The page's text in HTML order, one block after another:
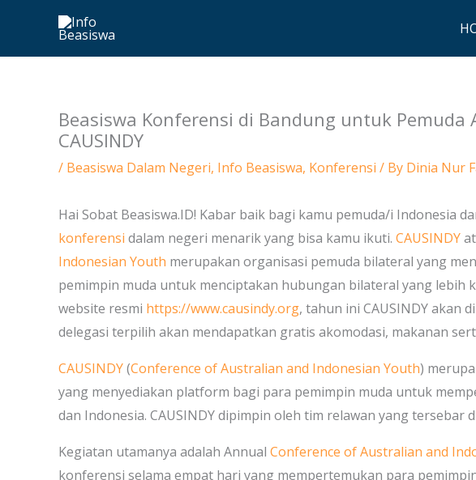
content
Beasiswa Konferensi di Bandung untuk Pemuda
CAUSINDY
/ Beasiswa Dalam Negeri, Info Beasiswa, Konferensi / By Dinia Nur
Hai Sobat Beasiswa.ID! Kabar baik bagi kamu pemuda/i Indonesia
konferensi dalam negeri menarik yang bisa kamu ikuti. CAUSINDY
Indonesian Youth merupakan organisasi pemuda bilateral yang
pemimpin muda untuk menciptakan hubungan bilateral yang lebih
website resmi https://www.causindy.org, tahun ini CAUSINDY akan
delegasi terpilih akan mendapatkan gratis akomodasi, makanan
CAUSINDY(Conference of Australian and Indonesian Youth)
yang menyediakan platform bagi para pemimpin muda untuk
dan Indonesia. CAUSINDY dipimpin oleh tim relawan yang tersebar
Kegiatan utamanya adalah Annual Conference of Australian and
konferensi selama empat hari yang mempertemukan para